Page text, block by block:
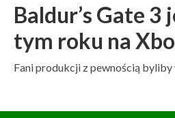
Baldur’s Gate 3
tym roku na
Fani produkcji z pewnością